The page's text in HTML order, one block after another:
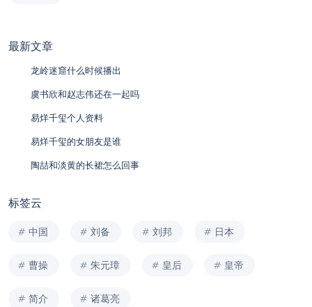
最新文章
龙岭迷窟什么时候播出
虞书欣和赵志伟还在一起吗
易烊千玺个人资料
易烊千玺的女朋友是谁
陶喆和淡黄的长裙怎么回事
标签云
中国 刘备 刘邦 日本
曹操 朱元璋 皇后 皇帝
简介 诸葛亮